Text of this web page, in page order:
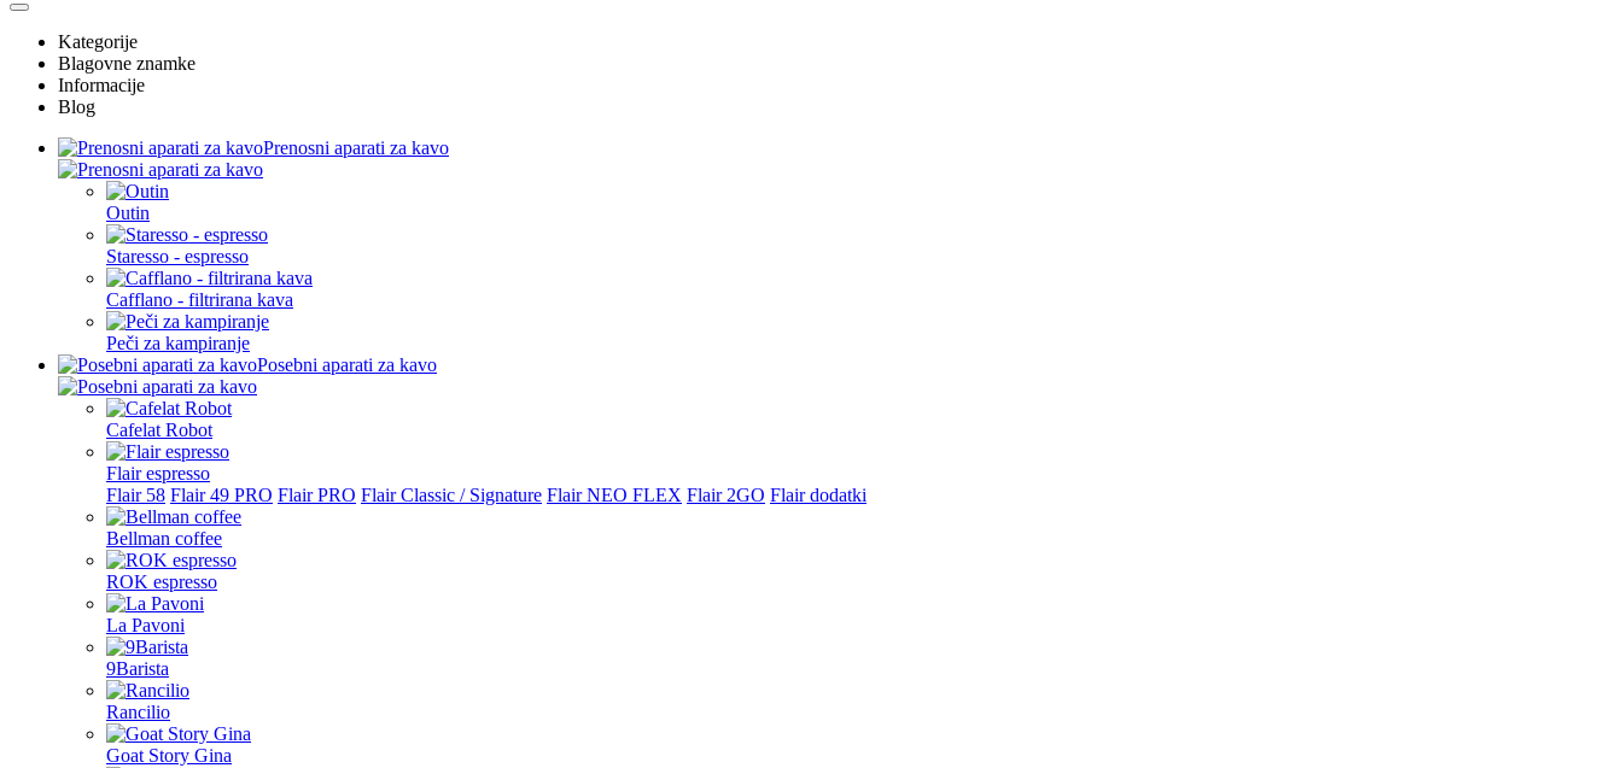
Kategorije
Blagovne znamke
Informacije
Blog
Prenosni aparati za kavo
Outin
Staresso - espresso
Cafflano - filtrirana kava
Peči za kampiranje
Posebni aparati za kavo
Cafelat Robot
Flair espresso
Flair 58 Flair 49 PRO Flair PRO Flair Classic / Signature Flair NEO FLEX Flair 2GO Flair dodatki
Bellman coffee
ROK espresso
La Pavoni
9Barista
Rancilio
Goat Story Gina